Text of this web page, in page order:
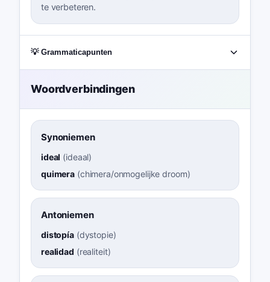
te verbeteren.
💡 Grammaticapunten
Woordverbindingen
Synoniemen
ideal (ideaal)
quimera (chimera/onmogelijke droom)
Antoniemen
distopía(dystopie)
realidad (realiteit)